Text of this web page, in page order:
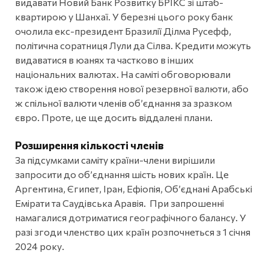
квартирою у Шанхаї. У березні цього року банк
очолила екс-президент Бразилії Ділма Русефф,
політична соратниця Лули да Сілва. Кредити можуть
видаватися в юанях та частково в інших
національних валютах. На саміті обговорювали
також ідею створення нової резервної валюти, або
ж спільної валюти членів об’єднання за зразком
євро. Проте, це ще досить віддалені плани.
Розширення кількості членів
За підсумками саміту країни-члени вирішили
запросити до об’єднання шість нових країн. Це
Аргентина, Єгипет, Іран, Ефіопія, Об’єднані Арабські
Емірати та Саудівська Аравія. При запрошенні
намагалися дотриматися географічного балансу. У
разі згоди членство цих країн розпочнеться з 1 січня
2024 року.